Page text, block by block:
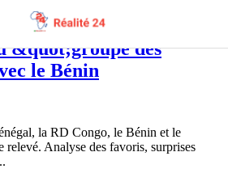
et la RD Congo
&quot;groupe des
le Bénin
la RD Congo, le Bénin et le
relevé. Analyse des favoris, surprises